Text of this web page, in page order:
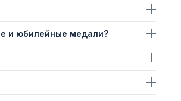
и юбилейные медали?